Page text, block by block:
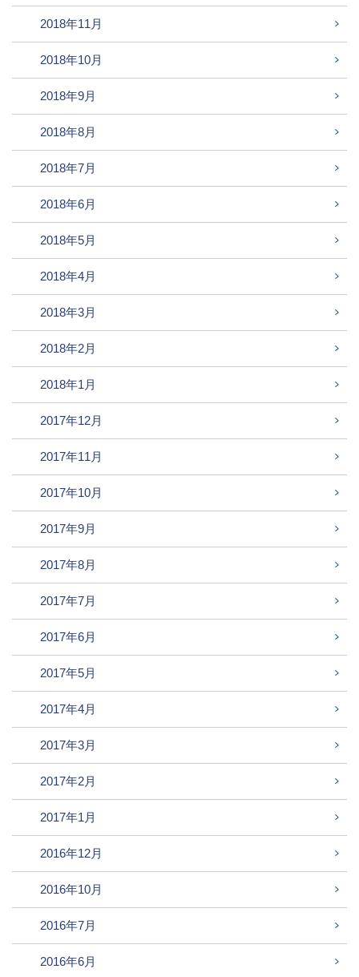
2018年11月
2018年10月
2018年9月
2018年8月
2018年7月
2018年6月
2018年5月
2018年4月
2018年3月
2018年2月
2018年1月
2017年12月
2017年11月
2017年10月
2017年9月
2017年8月
2017年7月
2017年6月
2017年5月
2017年4月
2017年3月
2017年2月
2017年1月
2016年12月
2016年10月
2016年7月
2016年6月